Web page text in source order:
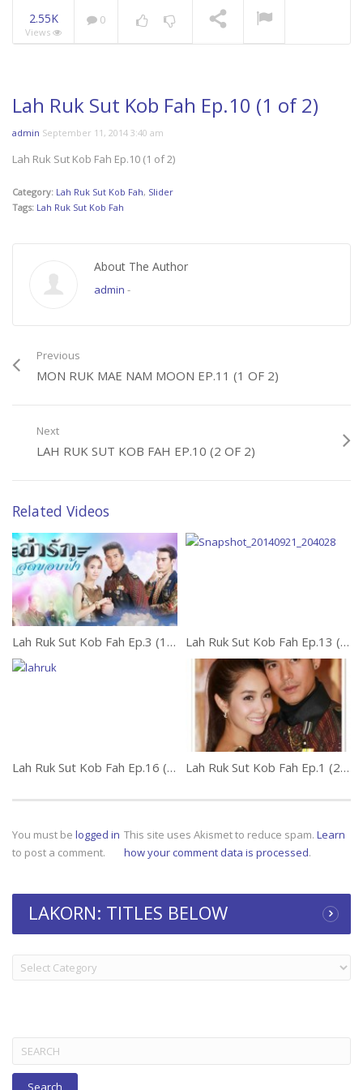
2.55K
Views
0
Lah Ruk Sut Kob Fah Ep.10 (1 of 2)
admin September 11, 2014 3:40 am
Lah Ruk Sut Kob Fah Ep.10 (1 of 2)
Category: Lah Ruk Sut Kob Fah, Slider
Tags: Lah Ruk Sut Kob Fah
About The Author
admin -
Previous
MON RUK MAE NAM MOON EP.11 (1 OF 2)
Next
LAH RUK SUT KOB FAH EP.10 (2 OF 2)
Related Videos
Lah Ruk Sut Kob Fah Ep.3 (1 of 2) Lah Ruk Sut Kob Fah Ep.13 (2 of 2)
Lah Ruk Sut Kob Fah Ep.16 (1 of 2) Lah Ruk Sut Kob Fah Ep.1 (2 of 2)
You must be logged in
to post a comment.
This site uses Akismet to reduce spam. Learn
how your comment data is processed.
LAKORN: TITLES BELOW
LAKORN:
TITLES
Search
for: